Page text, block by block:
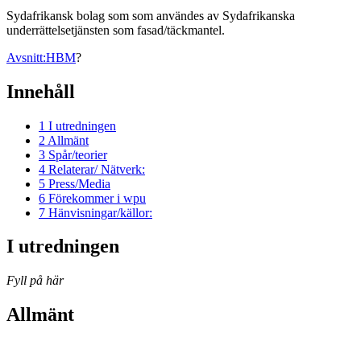
Sydafrikansk bolag som som användes av Sydafrikanska
underrättelsetjänsten som fasad/täckmantel.
Avsnitt:HBM?
Innehåll
1 I utredningen
2 Allmänt
3 Spår/teorier
4 Relaterar/ Nätverk:
5 Press/Media
6 Förekommer i wpu
7 Hänvisningar/källor:
I utredningen
Fyll på här
Allmänt